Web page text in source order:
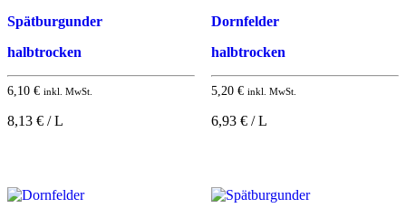
Spätburgunder
halbtrocken
6,10 € inkl. MwSt.
8,13 € / L
Dornfelder
halbtrocken
5,20 € inkl. MwSt.
6,93 € / L